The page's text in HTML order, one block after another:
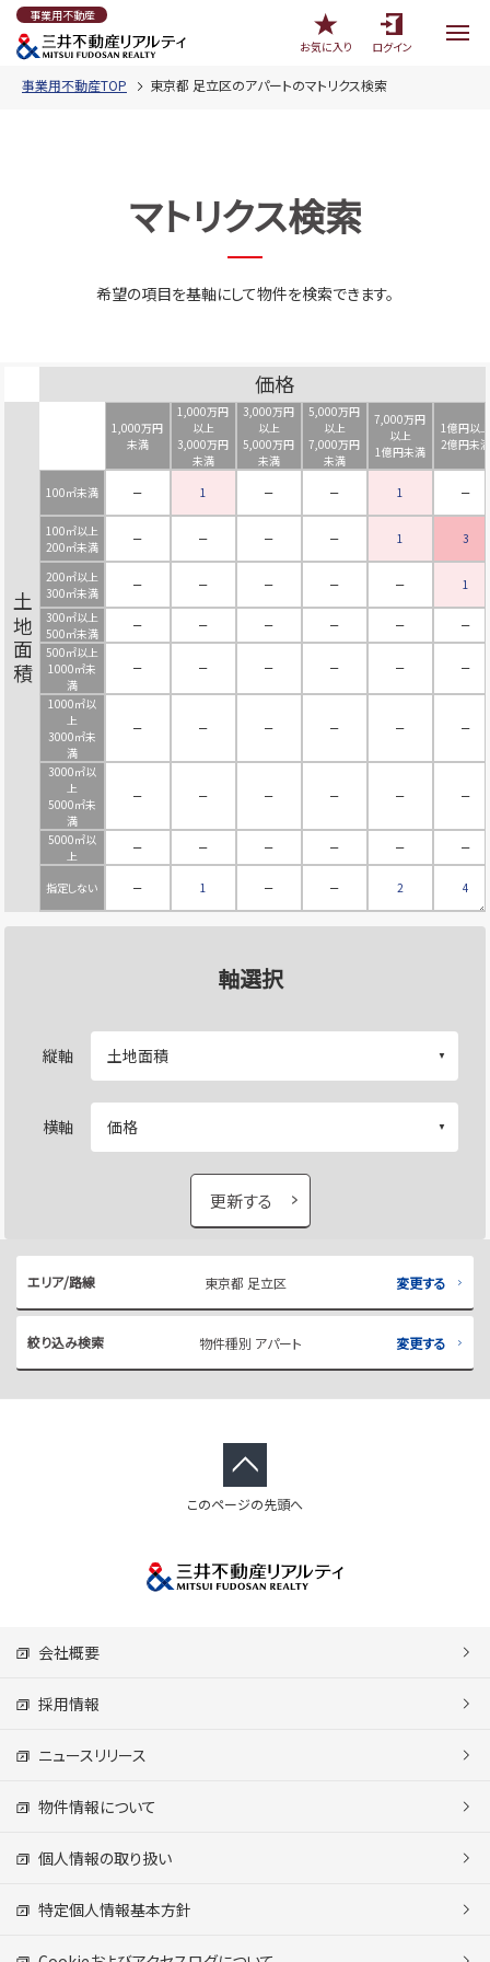
事業用不動産
お気に入り
ログイン
事業用不動産TOP 東京都 足立区のアパートのマトリクス検索
マトリクス検索
希望の項目を基軸にして物件を検索できます。
価格
土地面積
1,000万円
未満
1,000万円
以上
3,000万円
未満
3,000万円
以上
5,000万円
未満
5,000万円
以上
7,000万円
未満
7,000万円
以上
1億円未満
1億円以上
2億円未満
100㎡未満 － 1 － － 1 －
100㎡以上
200㎡未満
－ － － － 1 3
200㎡以上
300㎡未満
－ － － － －
1
300㎡以上
500㎡未満
－ － － － －
－
500㎡以上
1000㎡未
満
－ － － － － －
1000㎡以
上
3000㎡未
満
－ － － － － －
3000㎡以
上
5000㎡未
満
－ － － － － －
5000㎡以
上
－ － － － － －
指定しない － 1 － － 2 4
軸選択
縦軸
横軸
更新する
エリア/路線 東京都 足立区 変更する
絞り込み検索 物件種別 アパート 変更する
このページの先頭へ
会社概要
採用情報
ニュースリリース
物件情報について
個人情報の取り扱い
特定個人情報基本方針